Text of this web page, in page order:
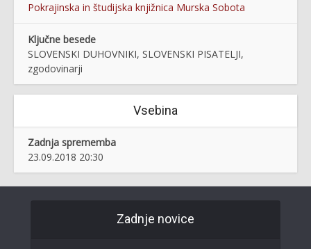
Pokrajinska in študijska knjižnica Murska Sobota
Ključne besede
SLOVENSKI DUHOVNIKI, SLOVENSKI PISATELJI,
zgodovinarji
Vsebina
Zadnja sprememba
23.09.2018 20:30
Zadnje novice